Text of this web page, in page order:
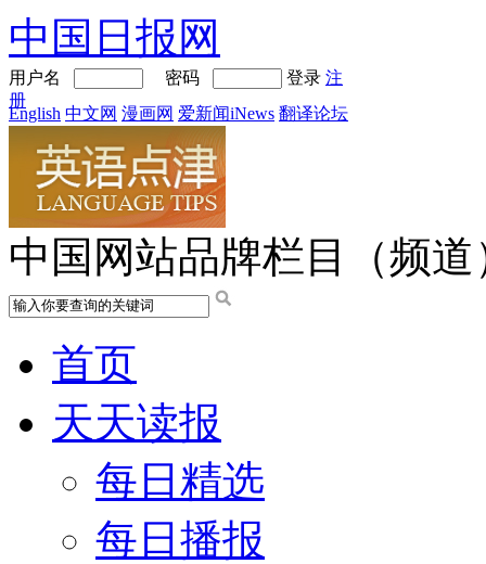
中国日报网
用户名 密码 登录 注
册
English 中文网 漫画网 爱新闻iNews 翻译论坛
中国网站品牌栏目（频道
首页
天天读报
每日精选
每日播报